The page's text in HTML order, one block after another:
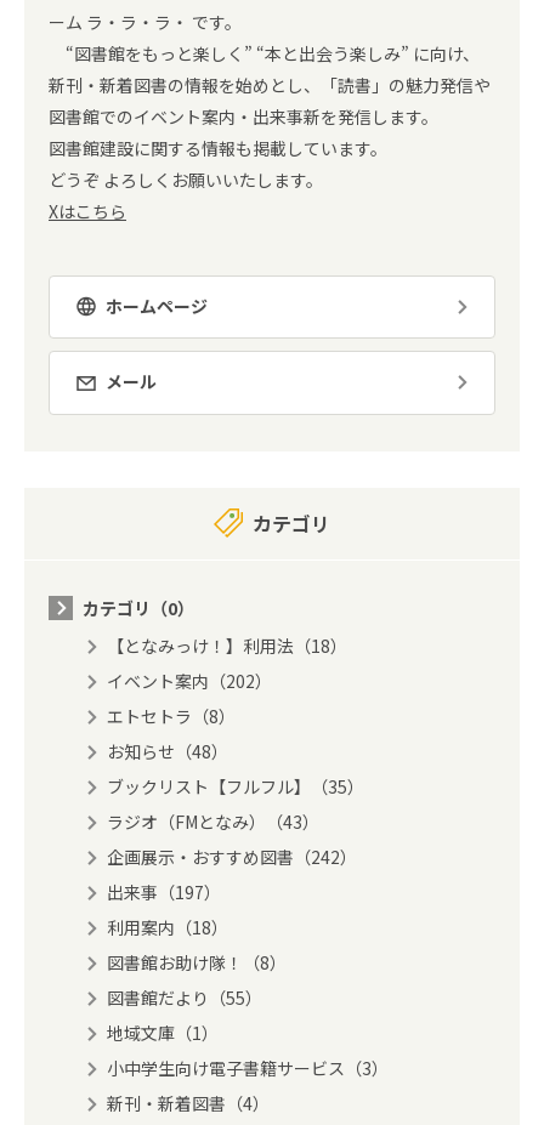
ーム ラ・ラ・ラ・ です。
“図書館をもっと楽しく” “本と出会う楽しみ” に向け、
新刊・新着図書の情報を始めとし、「読書」の魅力発信や
図書館でのイベント案内・出来事新を発信します。
図書館建設に関する情報も掲載しています。
どうぞ よろしくお願いいたします。
Xはこちら
ホームページ
メール
カテゴリ
カテゴリ（0）
【となみっけ！】利用法（18）
イベント案内（202）
エトセトラ（8）
お知らせ（48）
ブックリスト【フルフル】（35）
ラジオ（FMとなみ）（43）
企画展示・おすすめ図書（242）
出来事（197）
利用案内（18）
図書館お助け隊！（8）
図書館だより（55）
地域文庫（1）
小中学生向け電子書籍サービス（3）
新刊・新着図書（4）